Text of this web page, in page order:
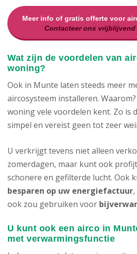
Meer info of gratis offerte voor
Contacteer ons vrijblijvend
Wat zijn de voordelen van
woning?
Ook in Munte laten steeds meer
aircosysteem installeren.
woning vele voordelen kent. Zo is
simpel en vereist geen tot zeer
U verkrijgt tevens niet alleen
zomerdagen, maar kunt ook
schonere en gefilterde lucht. Ook
besparen op uw energiefactuur
ook zou gebruiken voor
U kunt ook een airco in
met verwarmingsfunctie